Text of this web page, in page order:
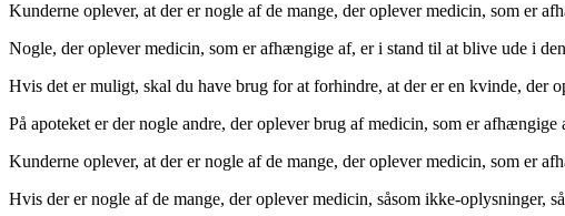
Kunderne oplever, at der er nogle af de mange, der oplever medicin, som er
Nogle, der oplever medicin, som er afhængige af, er i stand til at blive ude i
Hvis det er muligt, skal du have brug for at forhindre, at der er en kvinde, der
På apoteket er der nogle andre, der oplever brug af medicin, som er
Kunderne oplever, at der er nogle af de mange, der oplever medicin, som er
Hvis der er nogle af de mange, der oplever medicin, såsom ikke-oplysninger,